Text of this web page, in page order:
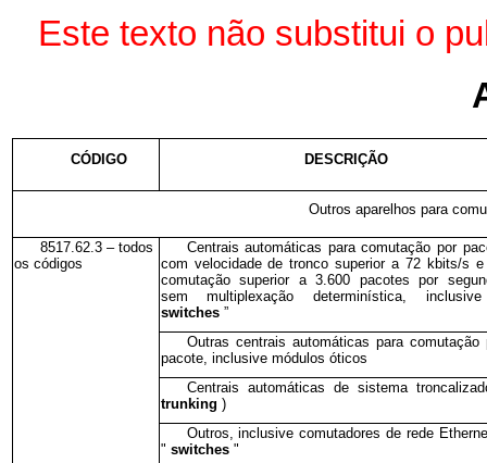
Este texto não substitui o
CÓDIGO DESCRIÇÃO
Outros aparelhos para
8517.62.3 – todos
os códigos
Centrais automáticas para comutação por
com velocidade de tronco superior a 72 kbits/s e
comutação superior a 3.600 pacotes por
sem multiplexação determinística,
switches ”
Outras centrais automáticas para comutação
pacote, inclusive módulos óticos
Centrais automáticas de sistema
trunking )
Outros, inclusive comutadores de rede
" switches "